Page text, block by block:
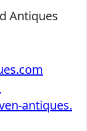
Antiques
antiques.